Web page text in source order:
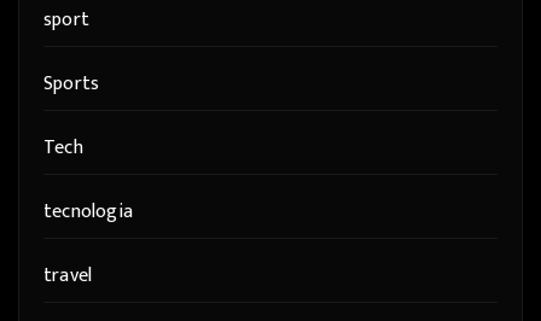
sport
Sports
Tech
tecnologia
travel